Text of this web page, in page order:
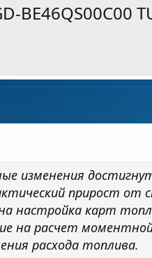
BE46QS00C00
изменения
прирост от
настройка карт
на расчет
расхода топлива.